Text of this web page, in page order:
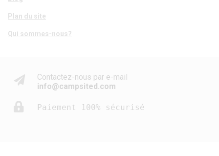
Plan du site
Qui sommes-nous?
Contactez-nous par e-mail
info@campsited.com
Paiement 100% sécurisé